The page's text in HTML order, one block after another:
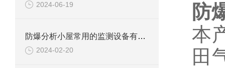
2024-06-19
防爆分析小屋常用的监测设备有哪些
2024-02-20
防
本
田